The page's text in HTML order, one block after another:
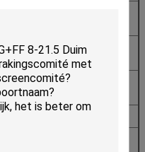
10%~90%RH bij non-
condensing 40°C,
10%~90%RH bij non-
condensing 40°C,
<10ms>